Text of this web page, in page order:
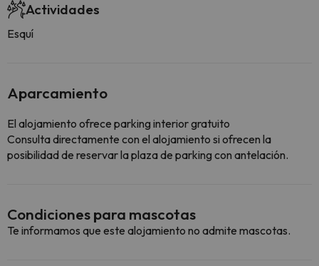
Actividades
Esquí
Aparcamiento
El alojamiento ofrece parking interior gratuito
Consulta directamente con el alojamiento si ofrecen la
posibilidad de reservar la plaza de parking con antelación.
Condiciones para mascotas
Te informamos que este alojamiento no admite mascotas.